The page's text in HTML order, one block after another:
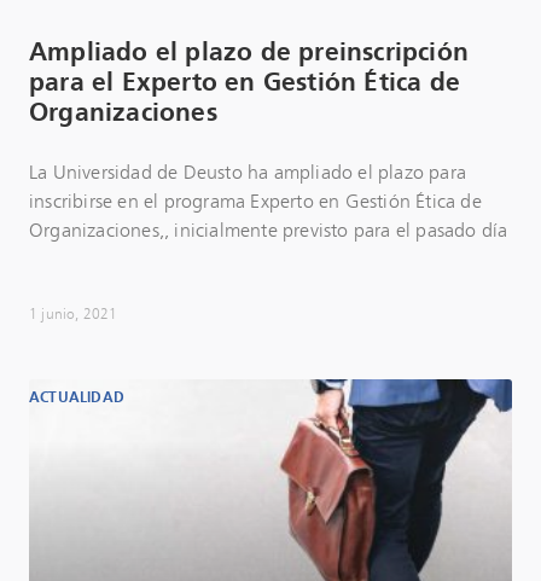
Ampliado el plazo de preinscripción
para el Experto en Gestión Ética de
Organizaciones
La Universidad de Deusto ha ampliado el plazo para
inscribirse en el programa Experto en Gestión Ética de
Organizaciones,, inicialmente previsto para el pasado día
1 junio, 2021
ACTUALIDAD